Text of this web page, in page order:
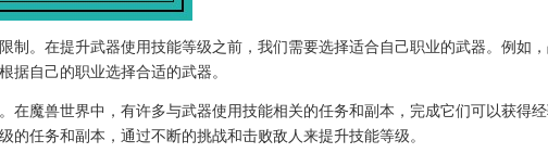
制。在提升武器使用技能等级之前，我们需要选择适合自己职业的武器。例如
据自己的职业选择合适的武器。
在魔兽世界中，有许多与武器使用技能相关的任务和副本，完成它们可以获得
任务和副本，通过不断的挑战和击败敌人来提升技能等级。